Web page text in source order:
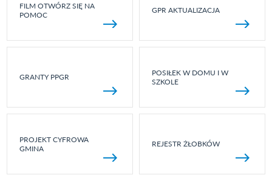
FILM OTWÓRZ SIĘ NA
POMOC
GPR AKTUALIZACJA
GRANTY PPGR
POSIŁEK W DOMU I W
SZKOLE
PROJEKT CYFROWA
GMINA
REJESTR ŻŁOBKÓW